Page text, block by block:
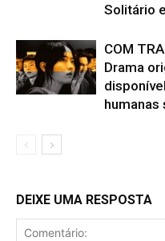
Solitário
COM
Drama
humanas
DEIXE UMA RESPOSTA